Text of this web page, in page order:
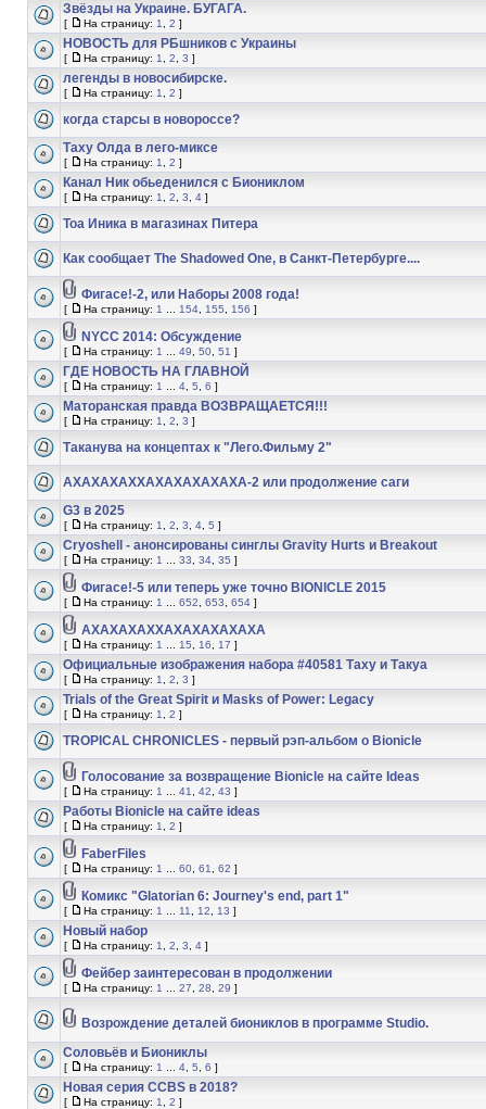
Звёзды на Украине. БУГАГА.
[ На страницу: 1 2 ]
НОВОСТЬ для РБшников с Украины
[ На страницу: 1 2 3 ]
легенды в новосибирске.
[ На страницу: 1 2 ]
когда старсы в новороссе?
Таху Олда в лего-миксе
[ На страницу: 1 2 ]
Канал Ник обьеденился с Биониклом
[ На страницу: 1 2 3 4 ]
Тоа Иника в магазинах Питера
Как сообщает The Shadowed One, в Санкт-Петербурге....
Фигасе!-2, или Наборы 2008 года!
[ На страницу: 1 154 155 156 ]
NYCC 2014: Обсуждение
[ На страницу: 1 49 50 51 ]
ГДЕ НОВОСТЬ НА ГЛАВНОЙ
[ На страницу: 1 4 5 6 ]
Маторанская правда ВОЗВРАЩАЕТСЯ!!!
[ На страницу: 1 2 3 ]
Таканува на концептах к "Лего.Фильму 2"
АХАХАХАХХАХАХАХАХАХА-2 или продолжение саги
G3 в 2025
[ На страницу: 1 2 3 4 5 ]
Cryoshell - анонсированы синглы Gravity Hurts и Breakout
[ На страницу: 1 33 34 35 ]
Фигасе!-5 или теперь уже точно BIONICLE 2015
[ На страницу: 1 652 653 654 ]
АХАХАХАХХАХАХАХАХАХА
[ На страницу: 1 15 16 17 ]
Официальные изображения набора #40581 Таху и Такуа
[ На страницу: 1 2 3 ]
Trials of the Great Spirit и Masks of Power: Legacy
[ На страницу: 1 2 ]
TROPICAL CHRONICLES - первый рэп-альбом о Bionicle
Голосование за возвращение Bionicle на сайте Ideas
[ На страницу: 1 41 42 43 ]
Работы Bionicle на сайте ideas
[ На страницу: 1 2 ]
FaberFiles
[ На страницу: 1 60 61 62 ]
Комикс "Glatorian 6: Journey's end, part 1"
[ На страницу: 1 11 12 13 ]
Новый набор
[ На страницу: 1 2 3 4 ]
Фейбер заинтересован в продолжении
[ На страницу: 1 27 28 29 ]
Возрождение деталей биониклов в программе Studio.
Соловьёв и Биониклы
[ На страницу: 1 4 5 6 ]
Новая серия CCBS в 2018?
[ На страницу: 1 2 ]